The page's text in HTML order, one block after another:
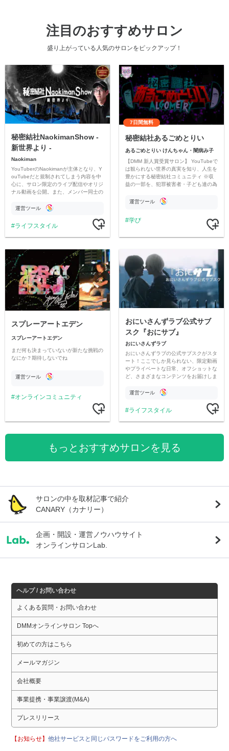
注目のおすすめサロン
盛り上がっている人気のサロンをピックアップ！
秘密結社NaokimanShow -
新世界より -
Naokiman
YouTuberのNaokimanが主体となり、Y
ouTubeだと規制されてしまう内容を中
心に、サロン限定のライブ配信やオリジ
ナル動画を公開。また、メンバー同士の
ただいています。
運営ツール
ライフスタイル
7日間無料
秘密結社あるごめとりい
あるごめとりい けんちゃん・闇病み子
【DMM 新人賞受賞サロン】 YouTubeで
は観られない世界の真実を知り、人生を
豊かにする秘密結社コミュニティ ※収
益の一部を、犯罪被害者・子ども達の為
す運営ツール
学び
スプレーアートエデン
スプレーアートエデン
まだ何も決まっていないが新たな挑戦の
なにか？期待しないでね
運営ツール
オンラインコミュニティ
おにいさんずラブ公式サブ
スク『おにサブ』
おにいさんずラブ
おにいさんずラブの公式サブスクがスタ
ート！ここでしか見られない、限定動画
やプライベートな日常、オフショットな
ど、さまざまなコンテンツをお届けしま
運営ツール
ライフスタイル
もっとおすすめサロンを見る
サロンの中を取材記事で紹介
CANARY（カナリー）
企画・開設・運営ノウハウサイト
オンラインサロンLab.
ヘルプ / お問い合わせ
よくある質問・お問い合わせ
DMMオンラインサロン Topへ
初めての方はこちら
メールマガジン
会社概要
事業提携・事業譲渡(M&A)
プレスリリース
【お知らせ】他社サービスと同じパスワードをご利用の方へ